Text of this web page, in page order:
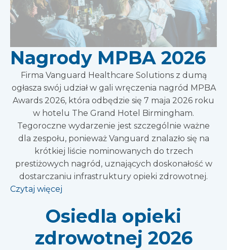
Nagrody MPBA 2026
Firma Vanguard Healthcare Solutions z dumą
ogłasza swój udział w gali wręczenia nagród MPBA
Awards 2026, która odbędzie się 7 maja 2026 roku
w hotelu The Grand Hotel Birmingham.
Tegoroczne wydarzenie jest szczególnie ważne
dla zespołu, ponieważ Vanguard znalazło się na
krótkiej liście nominowanych do trzech
prestiżowych nagród, uznających doskonałość w
dostarczaniu infrastruktury opieki zdrowotnej.
Czytaj więcej
Osiedla opieki
zdrowotnej 2026